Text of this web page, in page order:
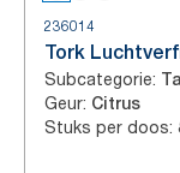
236014
Tork
Subcategorie:
Geur: Citrus
Stuks per doos: